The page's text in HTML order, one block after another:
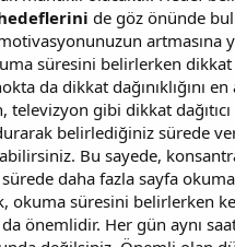
de göz önünde
artmasına
süresini belirlerken
da dikkat dağınıklığını en
televizyon gibi dikkat dağıtıcı
belirlediğiniz sürede
Bu sayede,
daha fazla sayfa okuma
okuma süresini belirlerken
önemlidir. Her gün aynı